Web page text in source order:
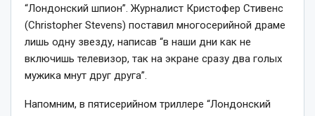
“Лондонский шпион”. Журналист Кристофер Стивенс
(Christopher Stevens) поставил многосерийной драме
лишь одну звезду, написав “в наши дни как не
включишь телевизор, так на экране сразу два голых
мужика мнут друг друга”.
Напомним, в пятисерийном триллере “Лондонский